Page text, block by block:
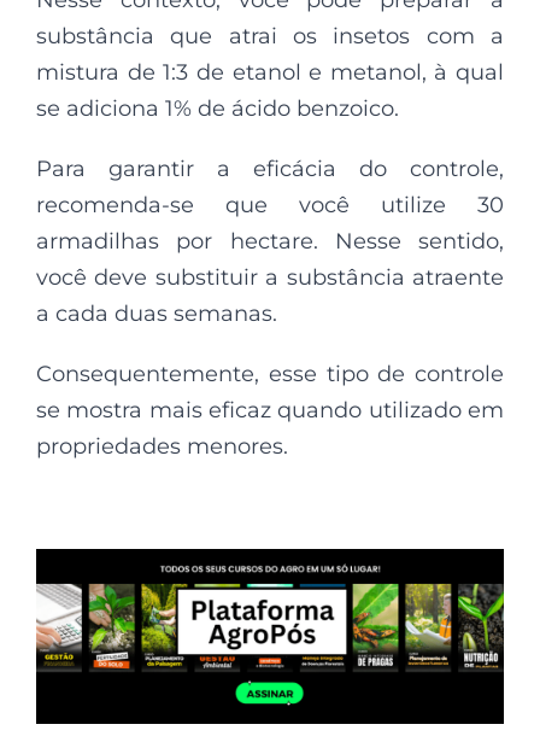
substância que atrai os insetos com a
mistura de 1:3 de etanol e metanol, à qual
se adiciona 1% de ácido benzoico.
Para garantir a eficácia do controle,
recomenda-se que você utilize 30
armadilhas por hectare. Nesse sentido,
você deve substituir a substância atraente
a cada duas semanas.
Consequentemente, esse tipo de controle
se mostra mais eficaz quando utilizado em
propriedades menores.